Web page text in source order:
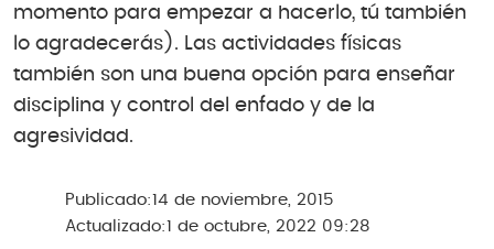
momento para empezar a hacerlo, tú también
lo agradecerás). Las actividades físicas
también son una buena opción para enseñar
disciplina y control del enfado y de la
agresividad.
Publicado:14 de noviembre, 2015
Actualizado:1 de octubre, 2022 09:28